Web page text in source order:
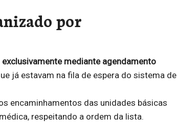
por
exclusivamente mediante agendamento
já estavam na fila de espera do sistema de
encaminhamentos das unidades básicas
respeitando a ordem da lista.